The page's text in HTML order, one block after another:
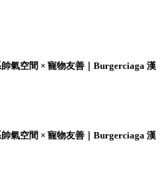
氣空間 × 寵物友善｜Burgerciaga 漢
氣空間 × 寵物友善｜Burgerciaga 漢